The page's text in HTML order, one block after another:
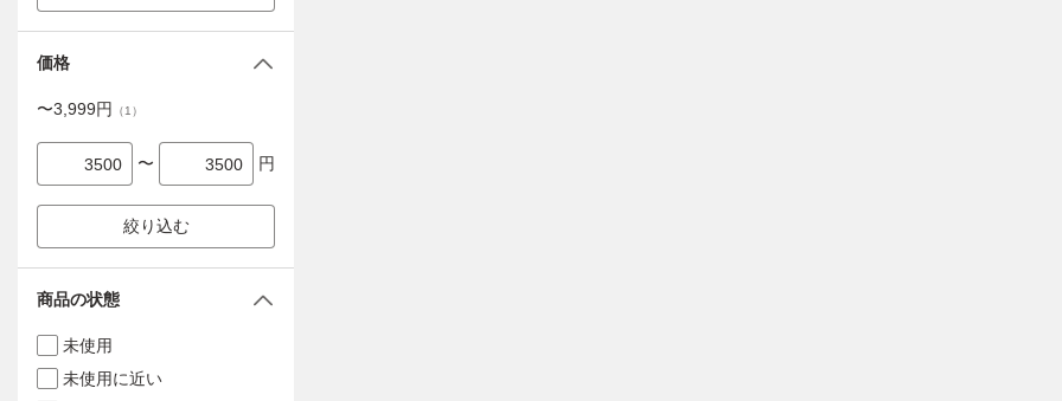
価格
〜3,999円 （1 ）
〜 円
絞り込む
商品の状態
未使用
未使用に近い